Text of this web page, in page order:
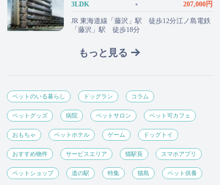
3LDK 207,000円
JR 東海道線「藤沢」駅 徒歩12分江ノ島電鉄
「藤沢」駅 徒歩18分
もっと見る
ペットのいる暮らし ドッグラン コラム
ペットグッズ 病院 ペットサロン ペット可カフェ
おもちゃ ペットホテル ゲーム ドッグトイ
おすすめ物件 サービスエリア 猫駅長 スマホアプリ
ペットショップ 道の駅 特集 猫島 ペット供養